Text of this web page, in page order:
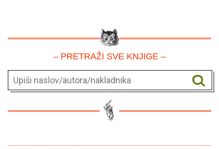
– PRETRAŽI SVE KNJIGE –